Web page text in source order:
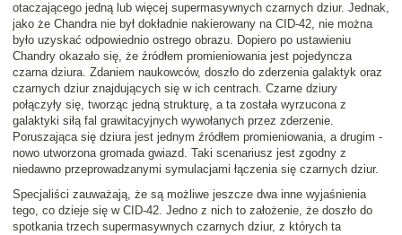
otaczającego jedną lub więcej supermasywnych czarnych dziur. Jednak,
jako że Chandra nie był dokładnie nakierowany na CID-42, nie można
było uzyskać odpowiednio ostrego obrazu. Dopiero po ustawieniu
Chandry okazało się, że źródłem promieniowania jest pojedyncza
czarna dziura. Zdaniem naukowców, doszło do zderzenia galaktyk oraz
czarnych dziur znajdujących się w ich centrach. Czarne dziury
połączyły się, tworząc jedną strukturę, a ta została wyrzucona z
galaktyki siłą fal grawitacyjnych wywołanych przez zderzenie.
Poruszająca się dziura jest jednym źródłem promieniowania, a drugim -
nowo utworzona gromada gwiazd. Taki scenariusz jest zgodny z
niedawno przeprowadzanymi symulacjami łączenia się czarnych dziur.
Specjaliści zauważają, że są możliwe jeszcze dwa inne wyjaśnienia
tego, co dzieje się w CID-42. Jedno z nich to założenie, że doszło do
spotkania trzech supermasywnych czarnych dziur, z których ta